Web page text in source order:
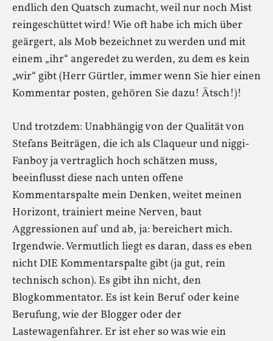
endlich den Quatsch zumacht, weil nur noch Mist
reingeschüttet wird! Wie oft habe ich mich über
geärgert, als Mob bezeichnet zu werden und mit
einem „ihr“ angeredet zu werden, zu dem es kein
„wir“ gibt (Herr Gürtler, immer wenn Sie hier einen
Kommentar posten, gehören Sie dazu! Ätsch!)!
Und trotzdem: Unabhängig von der Qualität von
Stefans Beiträgen, die ich als Claqueur und niggi-
Fanboy ja vertraglich hoch schätzen muss,
beeinflusst diese nach unten offene
Kommentarspalte mein Denken, weitet meinen
Horizont, trainiert meine Nerven, baut
Aggressionen auf und ab, ja: bereichert mich.
Irgendwie. Vermutlich liegt es daran, dass es eben
nicht DIE Kommentarspalte gibt (ja gut, rein
technisch schon). Es gibt ihn nicht, den
Blogkommentator. Es ist kein Beruf oder keine
Berufung, wie der Blogger oder der
Lastewagenfahrer. Er ist eher so was wie ein